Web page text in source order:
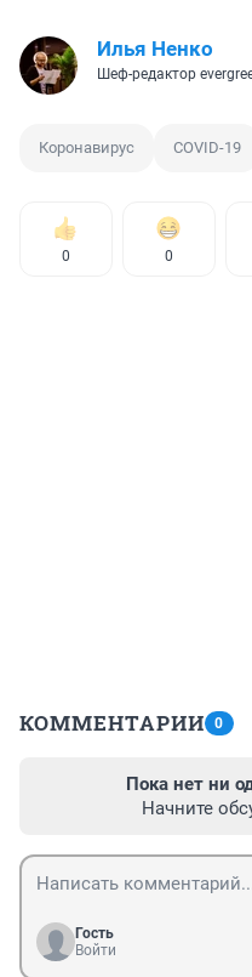
Илья Ненко
Шеф-редактор
Коронавирус COVID-19
0 0
КОММЕНТАРИИ 0
Пока нет ни
Начните
Гость
Войти